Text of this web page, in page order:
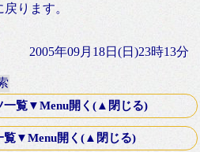
戻ります。
2005年09月18日(日)23時13分
一覧▼Menu開く(▲閉じる)
」K氏より寄稿
覧▼Menu開く(▲閉じる)